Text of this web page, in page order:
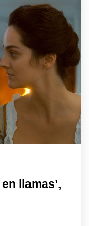
llamas’,